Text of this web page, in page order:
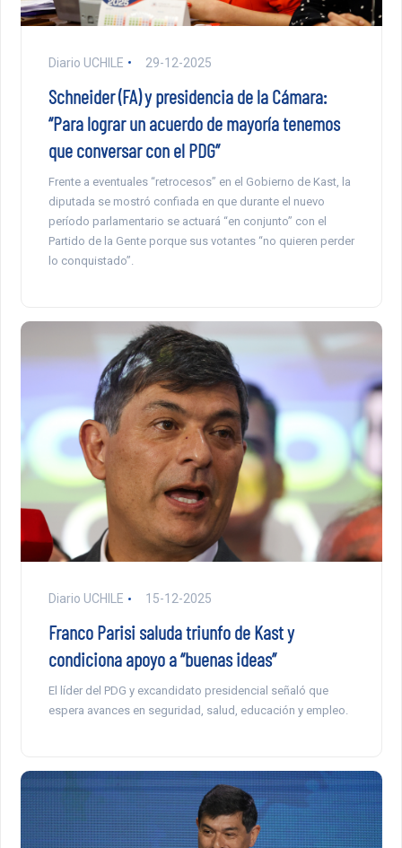
Diario UCHILE 29-12-2025
Schneider (FA) y presidencia de la Cámara:
“Para lograr un acuerdo de mayoría tenemos
que conversar con el PDG”
Frente a eventuales “retrocesos” en el Gobierno de Kast, la
diputada se mostró confiada en que durante el nuevo
período parlamentario se actuará “en conjunto” con el
Partido de la Gente porque sus votantes “no quieren perder
lo conquistado”.
Diario UCHILE 15-12-2025
Franco Parisi saluda triunfo de Kast y
condiciona apoyo a “buenas ideas”
El líder del PDG y excandidato presidencial señaló que
espera avances en seguridad, salud, educación y empleo.